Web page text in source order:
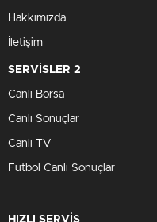
Hakkımızda
İletişim
SERVİSLER 2
Canlı Borsa
Canlı Sonuçlar
Canlı TV
Futbol Canlı Sonuçlar
HIZLI SERVİS